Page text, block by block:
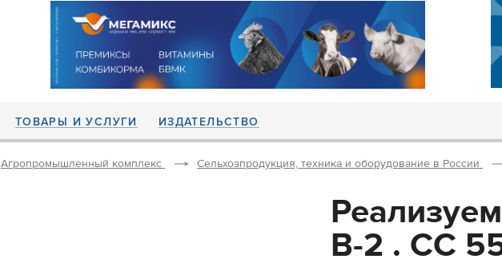
ТОВАРЫ И УСЛУГИ ИЗДАТЕЛЬСТВО
Агропромышленный комплекс Сельхозпродукция, техника и оборудование в России
В-2 . СС